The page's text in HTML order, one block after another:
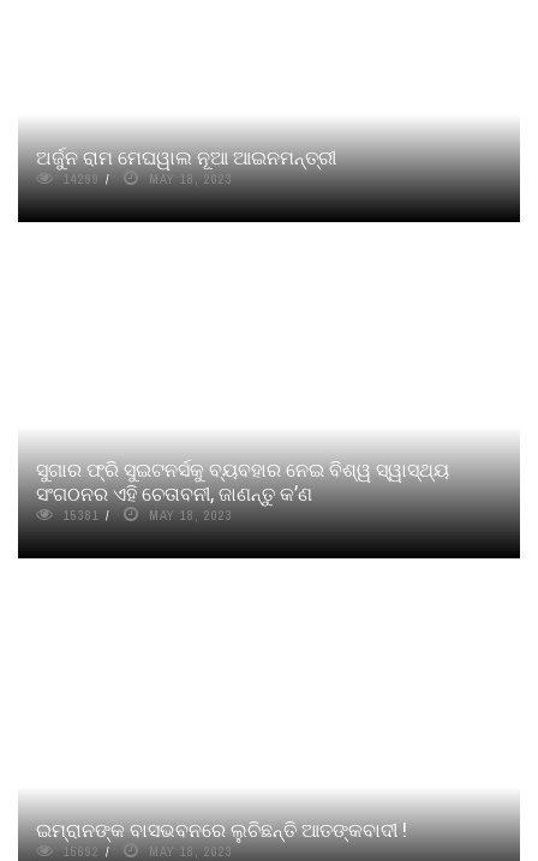
ଅର୍ଜୁନ ରାମ ମେଘୱାଲ ନୂଆ ଆଇନମନ୍ତ୍ରୀ
14299 MAY 18, 2023
ସୁଗାର ଫ୍ରି ସୁଇଟନର୍ସକୁ ବ୍ୟବହାର ନେଇ ବିଶ୍ୱ ସ୍ୱାସ୍ଥ୍ୟ
ସଂଗଠନର ଏହି ଚେତାବନୀ, ଜାଣନ୍ତୁ କ’ଣ
15381 MAY 18, 2023
ଇମ୍ରାନଙ୍କ ବାସଭବନରେ ଲୁଚିଛନ୍ତି ଆତଙ୍କବାଦୀ !
15692 MAY 18, 2023